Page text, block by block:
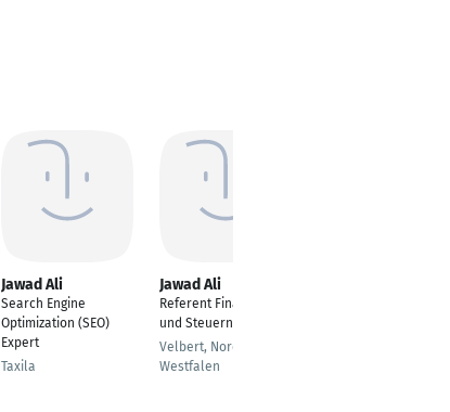
Jawad Ali
Search Engine
Optimization (SEO)
Expert
Taxila
Jawad Ali
Referent Finanzen
und Steuern
Velbert, Nordrhein-
Westfalen